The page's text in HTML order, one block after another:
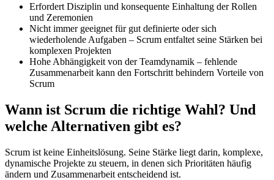
Erfordert Disziplin und konsequente Einhaltung der Rollen
und Zeremonien
Nicht immer geeignet für gut definierte oder sich
wiederholende Aufgaben – Scrum entfaltet seine Stärken bei
komplexen Projekten
Hohe Abhängigkeit von der Teamdynamik – fehlende
Zusammenarbeit kann den Fortschritt behindern Vorteile von
Scrum
Wann ist Scrum die richtige Wahl? Und
welche Alternativen gibt es?
Scrum ist keine Einheitslösung. Seine Stärke liegt darin, komplexe,
dynamische Projekte zu steuern, in denen sich Prioritäten häufig
ändern und Zusammenarbeit entscheidend ist.